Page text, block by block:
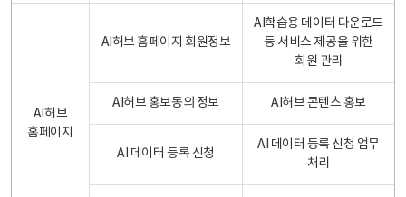
AI허브
홈페이지
AI허브 홈페이지 회원정보
AI학습용 데이터 다운로드
등 서비스 제공을 위한
회원 관리
AI허브 홍보동의 정보 AI허브 콘텐츠 홍보
AI 데이터 등록 신청
AI 데이터 등록 신청 업무
처리